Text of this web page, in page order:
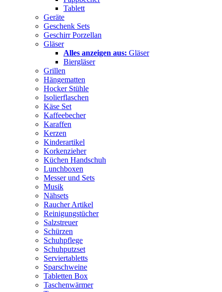
Tablett
Geräte
Geschenk Sets
Geschirr Porzellan
Gläser
Alles anzeigen aus: Gläser
Biergläser
Grillen
Hängematten
Hocker Stühle
Isolierflaschen
Käse Set
Kaffeebecher
Karaffen
Kerzen
Kinderartikel
Korkenzieher
Küchen Handschuh
Lunchboxen
Messer und Sets
Musik
Nähsets
Raucher Artikel
Reinigungstücher
Salzstreuer
Schürzen
Schuhpflege
Schuhputzset
Serviertabletts
Sparschweine
Tabletten Box
Taschenwärmer